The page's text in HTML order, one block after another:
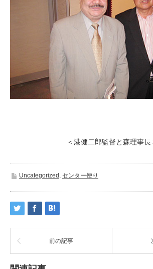
＜港健二郎監督と森理事長
Uncategorized , センター便り
前の記事